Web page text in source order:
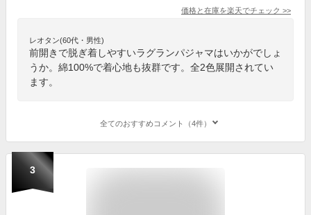
価格と在庫を楽天でチェック >>
レオタン(60代・男性)
前開きで脱ぎ着しやすいラグランパジャマはいかがでしょ
うか。綿100%で着心地も抜群です。全2色展開されてい
ます。
全てのおすすめコメント（4件）
3